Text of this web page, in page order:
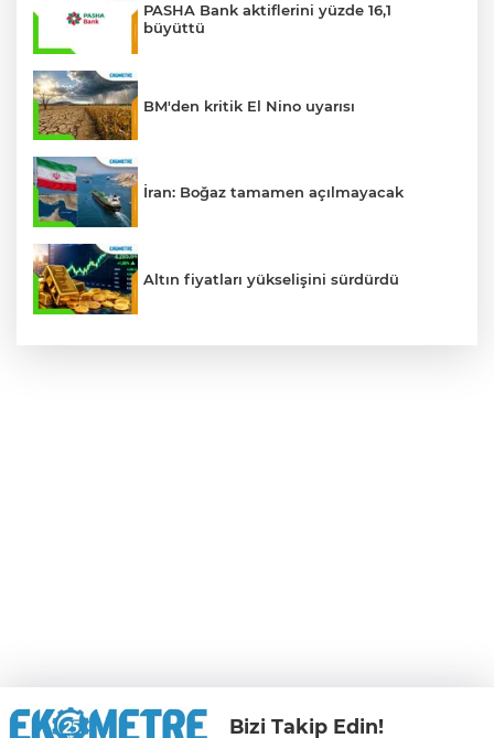
PASHA Bank aktiflerini yüzde 16,1
büyüttü
BM'den kritik El Nino uyarısı
İran: Boğaz tamamen açılmayacak
Altın fiyatları yükselişini sürdürdü
Bizi Takip Edin!